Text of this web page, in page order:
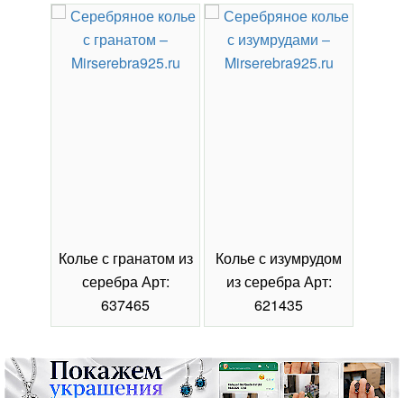
Колье с гранатом из
серебра Арт:
637465
Колье с изумрудом
из серебра Арт:
621435